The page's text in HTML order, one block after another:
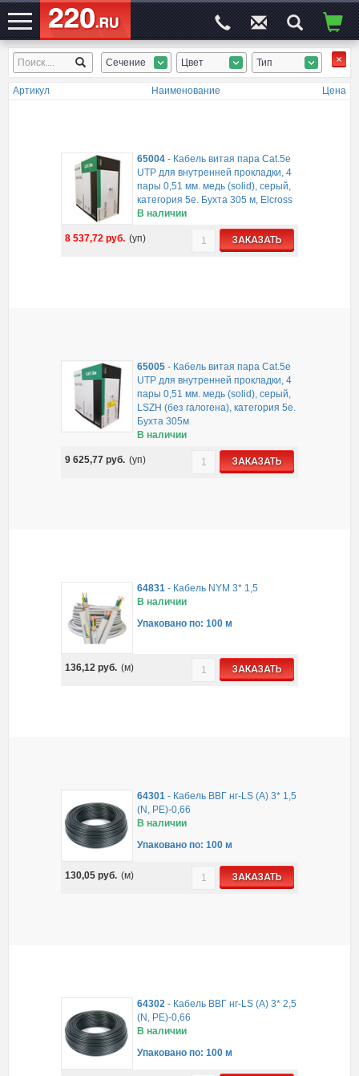
ЭЛЕКТРОСАЙТ№1 Сечение Цвет Тип
Артикул Наименование Цена
65004- Кабель витая пара Cat.5e
UTP для внутренней прокладки, 4
пары 0,51 мм. медь (solid), серый,
категория 5e. Бухта 305 м, Elcross
В наличии
8 537,72 руб. (уп) ЗАКАЗАТЬ
65005- Кабель витая пара Cat.5e
UTP для внутренней прокладки, 4
пары 0,51 мм. медь (solid), серый,
LSZH (без галогена), категория 5e.
Бухта 305м
В наличии
9 625,77 руб. (уп) ЗАКАЗАТЬ
64831 - Кабель NYM 3* 1,5
В наличии
Упаковано по: 100 м
136,12 руб. (м) ЗАКАЗАТЬ
64301 - Кабель ВВГ нг-LS (A) 3* 1,5
(N, PE)-0,66
В наличии
Упаковано по: 100 м
130,05 руб. (м) ЗАКАЗАТЬ
64302 - Кабель ВВГ нг-LS (A) 3* 2,5
(N, PE)-0,66
В наличии
Упаковано по: 100 м